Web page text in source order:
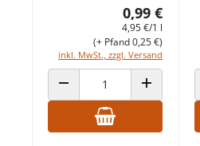
0,99 €
4,95 €/1 l
inkl. MwSt., zzgl. Versand
(+ Pfand 0,25 €)
ANZAHL VERRINGERNANZAHL